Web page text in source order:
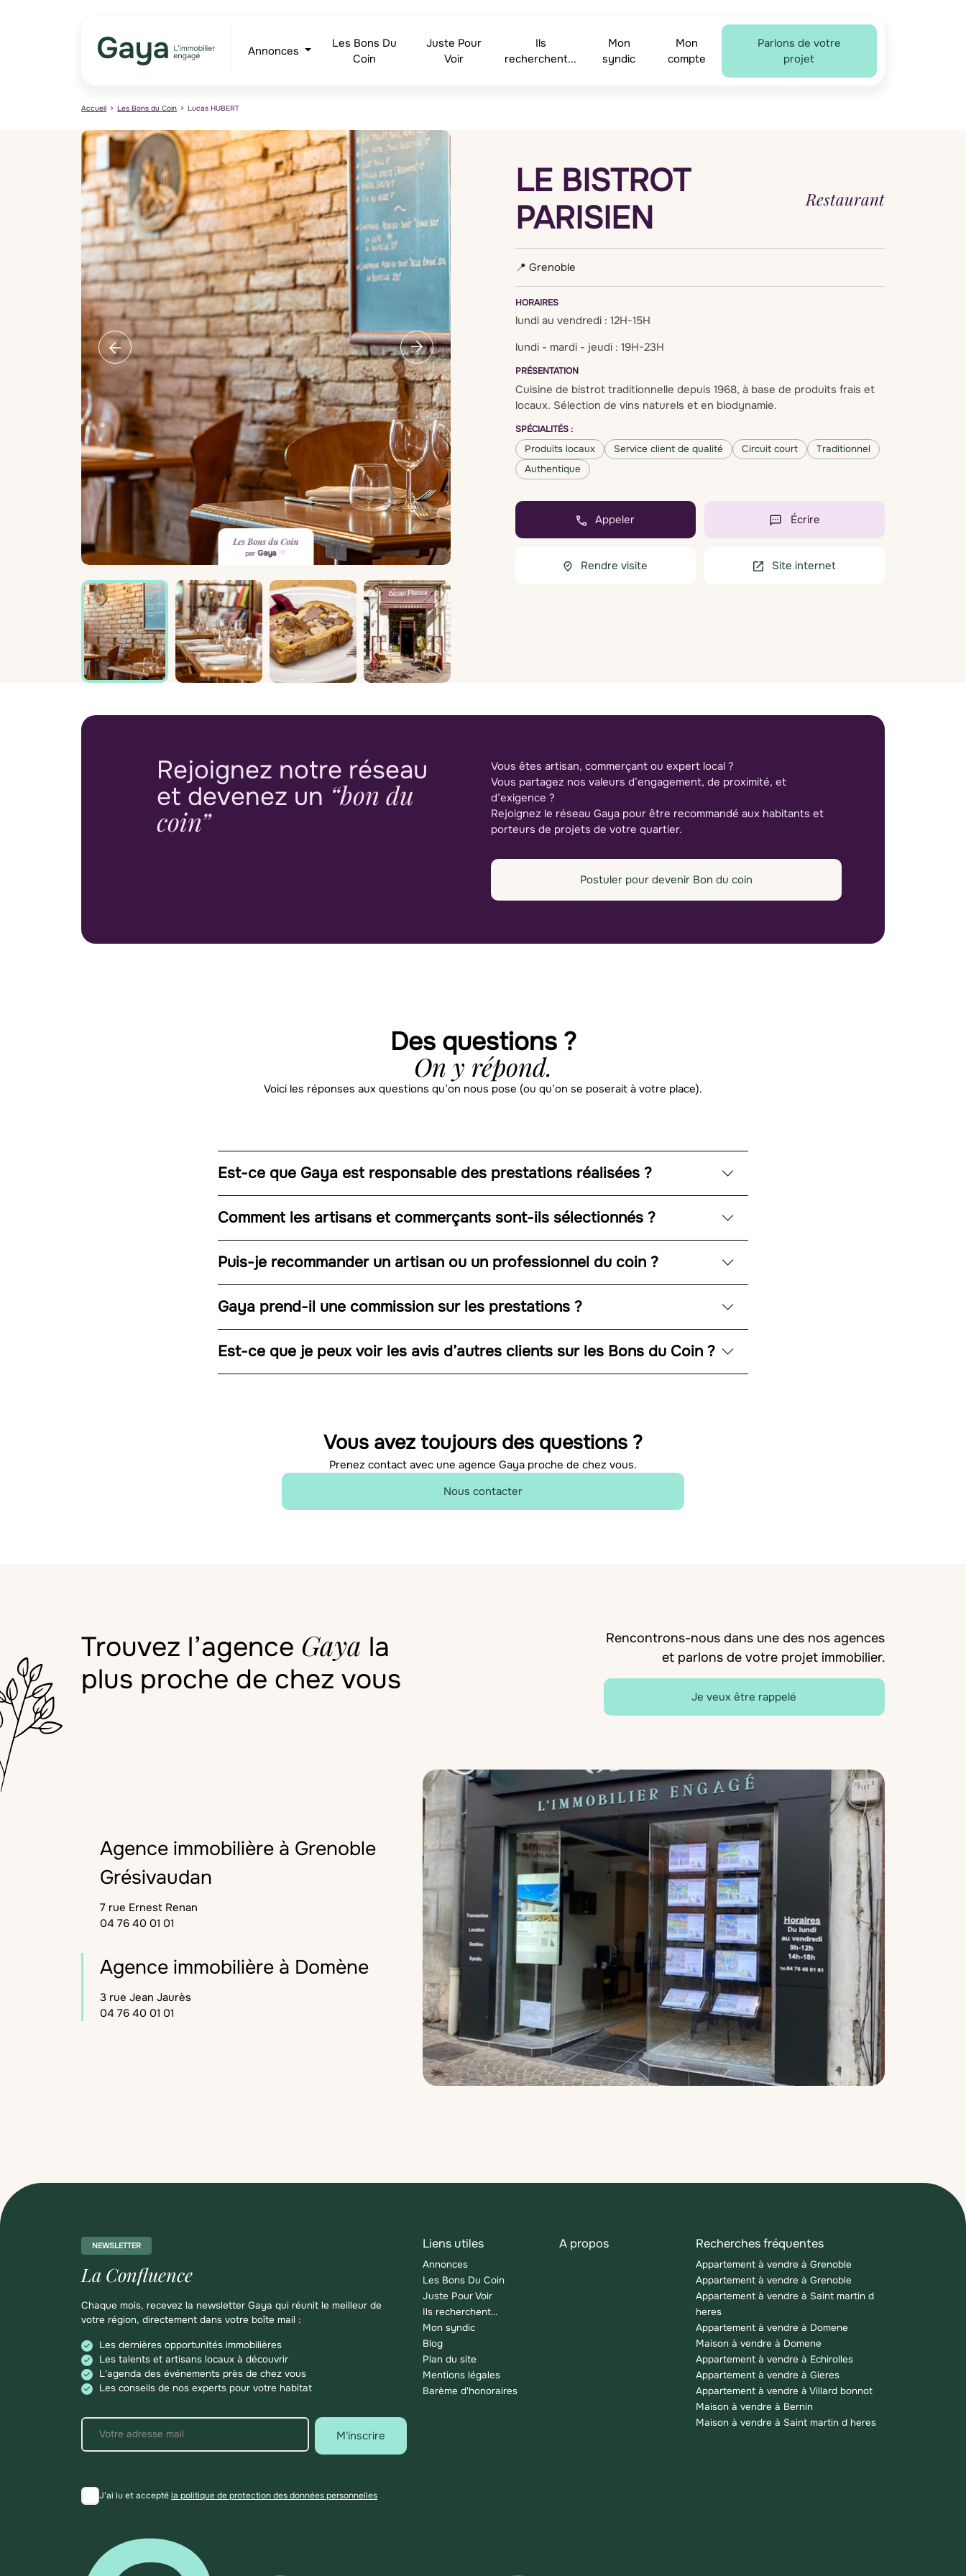
Annonces
Les Bons Du
Coin
Juste Pour
Voir
Ils
recherchent...
Mon
syndic
Mon
compte
Parlons de votre
projet
Accueil Les Bons du Coin Lucas HUBERT
Les Bons du Coin
par Gaya
LE BISTROT
PARISIEN
Restaurant
Grenoble
HORAIRES
lundi au vendredi : 12H-15H
lundi - mardi - jeudi : 19H-23H
PRÉSENTATION
Cuisine de bistrot traditionnelle depuis 1968, à base de produits frais et
locaux. Sélection de vins naturels et en biodynamie.
SPÉCIALITÉS :
Produits locaux Service client de qualité Circuit court
Traditionnel
Authentique
Appeler Écrire
Rendre visite Site internet
Rejoignez notre réseau
et devenez un “bon du
coin”
Vous êtes artisan, commerçant ou expert local ?
Vous partagez nos valeurs d’engagement, de proximité, et
d’exigence ?
Rejoignez le réseau Gaya pour être recommandé aux habitants et
porteurs de projets de votre quartier.
Postuler pour devenir Bon du coin
Des questions ?
On y répond.
Voici les réponses aux questions qu’on nous pose (ou qu’on se poserait à votre place).
Est-ce que Gaya est responsable des prestations réalisées ?
Comment les artisans et commerçants sont-ils sélectionnés ?
Puis-je recommander un artisan ou un professionnel du coin ?
Gaya prend-il une commission sur les prestations ?
Est-ce que je peux voir les avis d’autres clients sur les Bons du Coin ?
Vous avez toujours des questions ?
Prenez contact avec une agence Gaya proche de chez vous.
Nous contacter
Trouvez l’agence Gaya la
plus proche de chez vous
Rencontrons-nous dans une des nos agences
et parlons de votre projet immobilier.
Je veux être rappelé
Agence immobilière à Grenoble
Grésivaudan
7 rue Ernest Renan
04 76 40 01 01
Agence immobilière à Domène
3 rue Jean Jaurès
04 76 40 01 01
NEWSLETTER
La Confluence
Chaque mois, recevez la newsletter Gaya qui réunit le meilleur de
votre région, directement dans votre boîte mail :
Les dernières opportunités immobilières
Les talents et artisans locaux à découvrir
L'agenda des événements près de chez vous
Les conseils de nos experts pour votre habitat
M'inscrire
J'ai lu et acceptéla politique de protection des données personnelles
Liens utiles
Annonces
Les Bons Du Coin
Juste Pour Voir
Ils recherchent...
Mon syndic
Blog
Plan du site
Mentions légales
Barème d'honoraires
A propos Recherches fréquentes
Appartement à vendre à Grenoble
Appartement à vendre à Grenoble
Appartement à vendre à Saint martin d
heres
Appartement à vendre à Domene
Maison à vendre à Domene
Appartement à vendre à Echirolles
Appartement à vendre à Gieres
Appartement à vendre à Villard bonnot
Maison à vendre à Bernin
Maison à vendre à Saint martin d heres